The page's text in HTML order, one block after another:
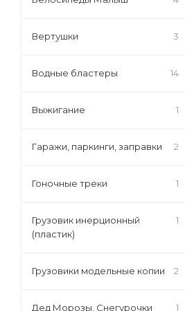
Вертушки 3
Водные бластеры 14
Выжигание 1
Гаражи, паркинги, заправки 2
Гоночные треки 1
Грузовик инерционный
(пластик)
1
Грузовики модельные копии 2
Дед Морозы, Снегурочки 1